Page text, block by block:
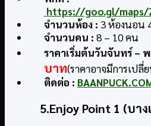
https://goo.gl/maps/
จำนวนห้อง : 3 ห้องนอน
จำนวนคน : 8 – 10 คน
ราคาเริ่มต้นวันจันทร์ –
บาท(ราคาอาจมีการเปลี่
ติดต่อ :
5.Enjoy Point 1 (บา